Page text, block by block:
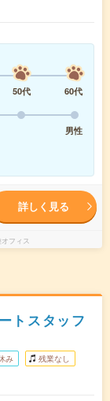
50代
60代
男性
詳しく見る
フィス
トスタッフ
み 残業なし